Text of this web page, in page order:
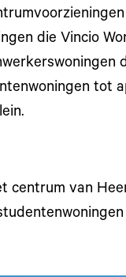
die Vincio
tot
centrum van